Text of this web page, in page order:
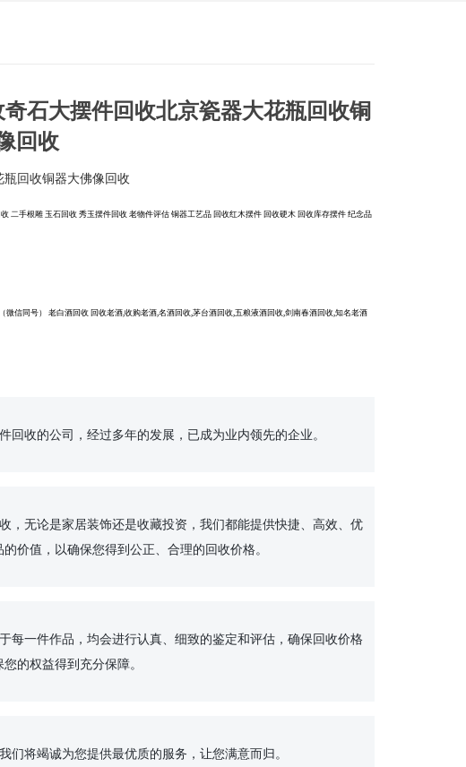
石大摆件回收北京瓷器大花瓶回收铜
回收
回收铜器大佛像回收
二手根雕 玉石回收 秀玉摆件回收 老物件评估 铜器工艺品 回收红木摆件 回收硬木 回收库存摆件 纪念品
微信同号） 老白酒回收 回收老酒,收购老酒,名酒回收,茅台酒回收,五粮液酒回收,剑南春酒回收,知名老酒
价值，以确保您得到公正、合理的回收价格。
的权益得到充分保障。